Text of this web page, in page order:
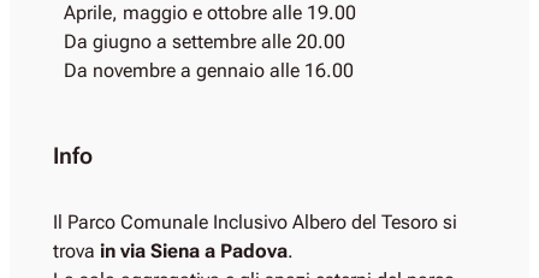
Aprile, maggio e ottobre alle 19.00
Da giugno a settembre alle 20.00
Da novembre a gennaio alle 16.00
Info
Il Parco Comunale Inclusivo Albero del Tesoro si
trova in via Siena a Padova.